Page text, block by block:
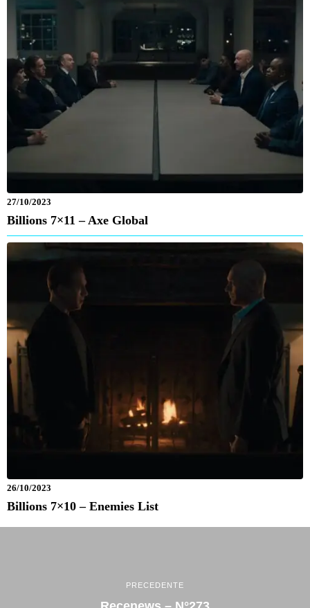
27/10/2023
Billions 7×11 – Axe Global
26/10/2023
Billions 7×10 – Enemies List
PRECEDENTE